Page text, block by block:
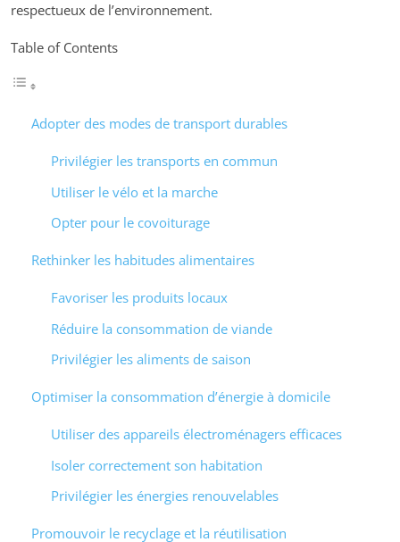
respectueux de l’environnement.
Table of Contents
Adopter des modes de transport durables
Privilégier les transports en commun
Utiliser le vélo et la marche
Opter pour le covoiturage
Rethinker les habitudes alimentaires
Favoriser les produits locaux
Réduire la consommation de viande
Privilégier les aliments de saison
Optimiser la consommation d’énergie à domicile
Utiliser des appareils électroménagers efficaces
Isoler correctement son habitation
Privilégier les énergies renouvelables
Promouvoir le recyclage et la réutilisation